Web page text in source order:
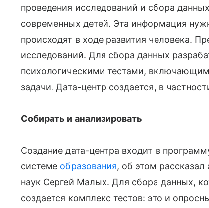
проведения исследований и сбора
современных детей. Эта информация
происходят в ходе развития человека.
исследований. Для сбора данных
психологическими тестами,
задачи. Дата-центр создается, в
Собирать и анализировать
Создание дата-центра входит в
системе образования, об этом
наук Сергей Малых. Для сбора данных,
создается комплекс тестов: это и